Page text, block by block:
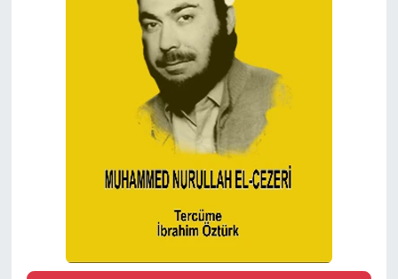
ÖZEL HABER
YAŞAM VE ÇEVRE